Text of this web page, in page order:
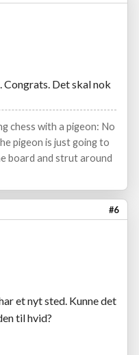
Congrats. Det skal nok
chess with a pigeon: No
pigeon is just going to
board and strut around
#6
et nyt sted. Kunne det
til hvid?